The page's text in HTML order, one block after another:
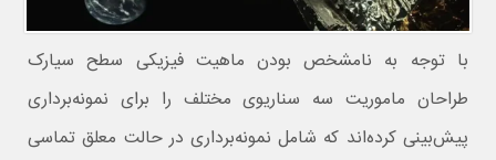
با توجه به نامشخص بودن ماهیت فیزیکی سطح سیارک
طراحان ماموریت سه سناریوی مختلف را برای نمونه‌برداری
پیش‌بینی کرده‌اند که شامل نمونه‌برداری در حالت معلق تماسی